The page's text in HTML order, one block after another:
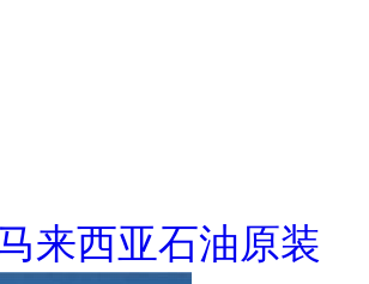
来西亚石油原装